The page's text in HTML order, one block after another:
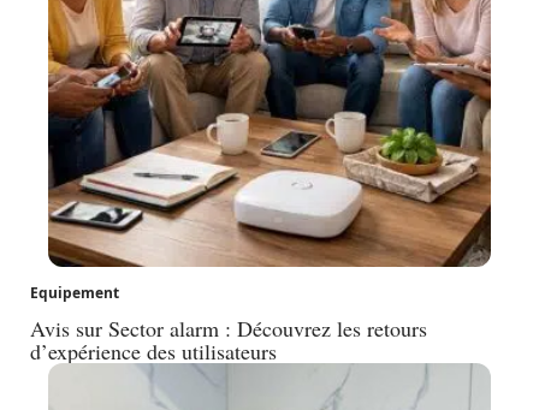
Equipement
Avis sur Sector alarm : Découvrez les retours
d’expérience des utilisateurs